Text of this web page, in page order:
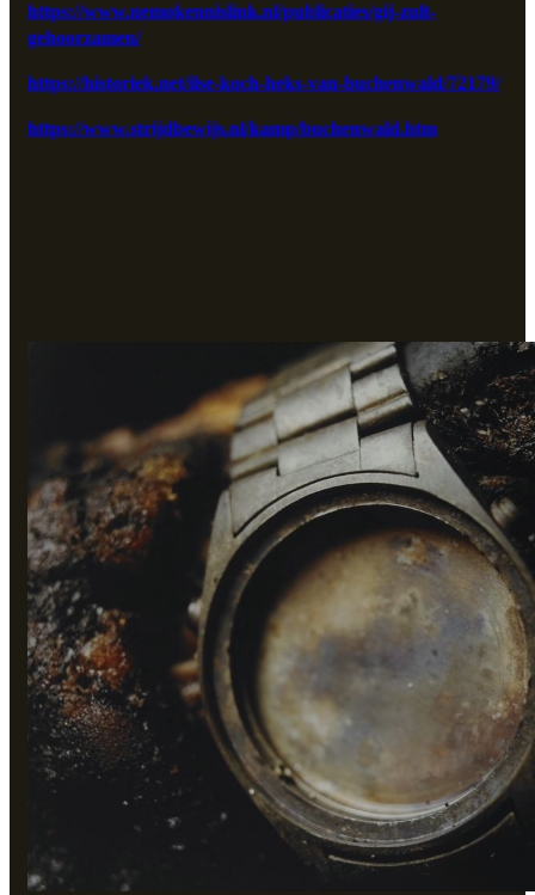
https://www.nemokennislink.nl/publicaties/gij-zult-
gehoorzamen/
https://historiek.net/ilse-koch-heks-van-buchenwald/72179/
https://www.strijdbewijs.nl/kamp/buchenwald.htm